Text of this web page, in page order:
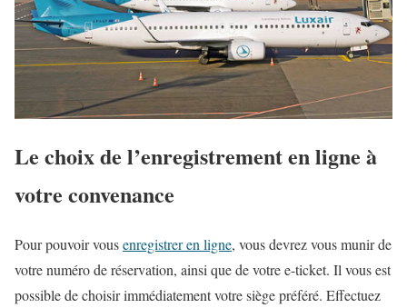
Le choix de l’enregistrement en ligne à
votre convenance
Pour pouvoir vousenregistrer en ligne, vous devrez vous munir de
votre numéro de réservation, ainsi que de votre e-ticket. Il vous est
possible de choisir immédiatement votre siège préféré. Effectuez